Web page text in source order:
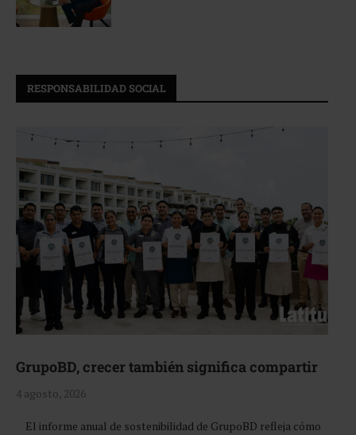
RESPONSABILIDAD SOCIAL
GrupoBD, crecer también significa compartir
4 agosto, 2026
El informe anual de sostenibilidad de GrupoBD refleja cómo